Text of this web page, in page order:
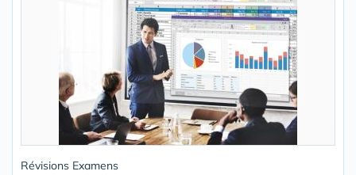
Révisions Examens